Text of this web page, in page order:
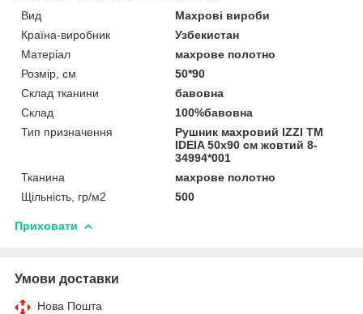
Вид
Махрові вироби
Країна-виробник
Узбекистан
Матеріал
махрове полотно
Розмір, см
50*90
Склад тканини
бавовна
Склад
100%бавовна
Тип призначення
Рушник махровий IZZI TM
IDEIA 50х90 см жовтий 8-
34994*001
Тканина
махрове полотно
Щільність, гр/м2
500
Приховати
Умови доставки
Нова Пошта